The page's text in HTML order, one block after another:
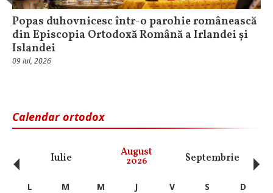
Popas duhovnicesc într-o parohie românească
din Episcopia Ortodoxă Română a Irlandei și
Islandei
09 Iul, 2026
Calendar ortodox
Iulie August
2026 Septembrie
‹ L M M J V S
D